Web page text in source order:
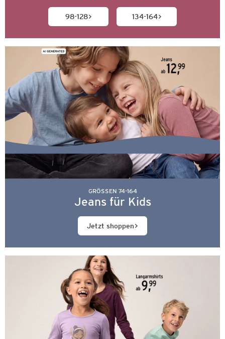
98-128 134-164
GRÖSSEN 74-164
Jeans für Kids
Jetzt shoppen